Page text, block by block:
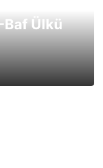
Baf Ülkü